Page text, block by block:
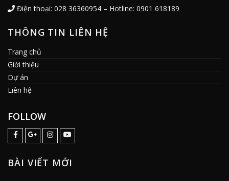
Điện thoại: 028 36360954 – Hotline: 0901 618189
THÔNG TIN LIÊN HỆ
Trang chủ
Giới thiệu
Dự án
Liên hệ
FOLLOW
BÀI VIẾT MỚI